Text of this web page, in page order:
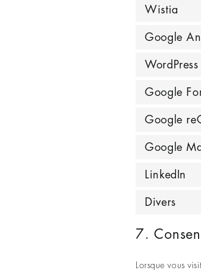
Wistia
Google
WordPress
Google
Google
Google
LinkedIn
Divers
7.
Lorsque vous